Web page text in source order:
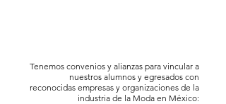
Tenemos convenios y alianzas para vincular a
nuestros alumnos y egresados con
reconocidas empresas y organizaciones de la
industria de la Moda en México: